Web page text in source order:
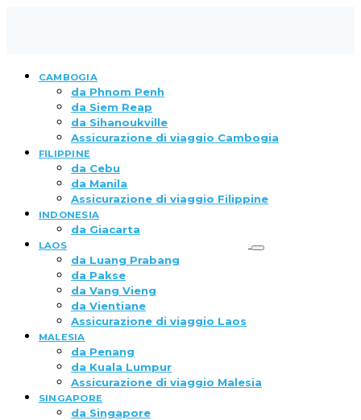
CAMBOGIA
da Phnom Penh
da Siem Reap
da Sihanoukville
Assicurazione di viaggio Cambogia
FILIPPINE
da Cebu
da Manila
Assicurazione di viaggio Filippine
INDONESIA
da Giacarta
LAOS
da Luang Prabang
da Pakse
da Vang Vieng
da Vientiane
Assicurazione di viaggio Laos
MALESIA
da Penang
da Kuala Lumpur
Assicurazione di viaggio Malesia
SINGAPORE
da Singapore